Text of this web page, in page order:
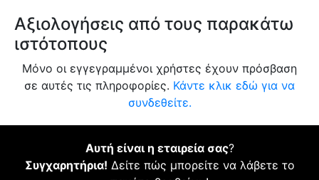
Αξιολογήσεις από τους παρακάτω
ιστότοπους
Μόνο οι εγγεγραμμένοι χρήστες έχουν πρόσβαση
σε αυτές τις πληροφορίες. Κάντε κλικ εδώ για να
συνδεθείτε.
Αυτή είναι η εταιρεία σας?
Συγχαρητήρια! Δείτε πώς μπορείτε να λάβετε το